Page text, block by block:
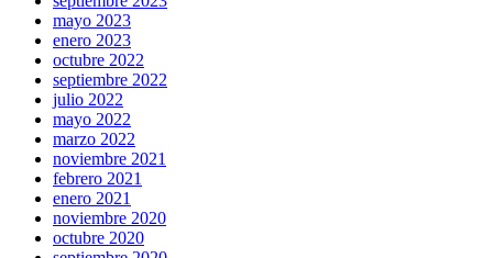
mayo 2023
enero 2023
octubre 2022
septiembre 2022
julio 2022
mayo 2022
marzo 2022
noviembre 2021
febrero 2021
enero 2021
noviembre 2020
octubre 2020